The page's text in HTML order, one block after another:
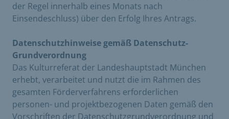
der Regel innerhalb eines Monats nach
Einsendeschluss) über den Erfolg Ihres Antrags.
Datenschutzhinweise gemäß Datenschutz-
Grundverordnung
Das Kulturreferat der Landeshauptstadt München
erhebt, verarbeitet und nutzt die im Rahmen des
gesamten Förderverfahrens erforderlichen
personen- und projektbezogenen Daten gemäß den
Vorschriften der Datenschutzgrundverordnung und